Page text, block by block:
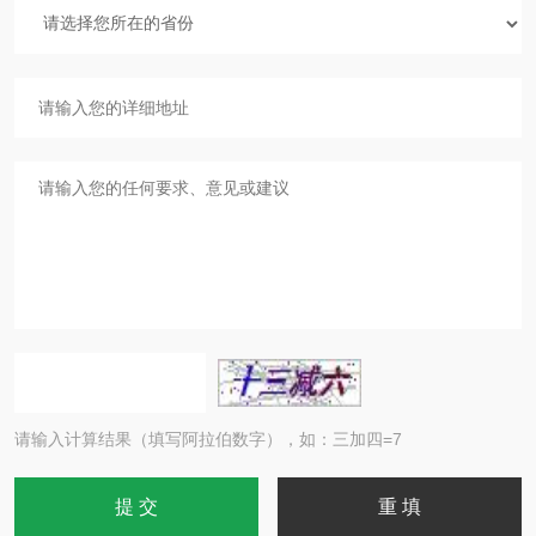
请输入计算结果（填写阿拉伯数字），如：三加四=7